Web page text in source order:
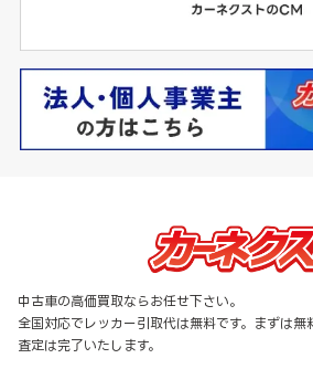
中古車の高価買取ならお任せ下さい。
全国対応でレッカー引取代は無料です。まずは無
査定は完了いたします。